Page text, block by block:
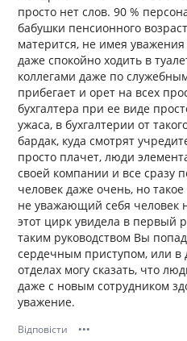
просто нет слов. 90 %
бабушки пенсионного
матерится, не имея
даже спокойно ходить в
коллегами даже по
прибегает и орет на всех
бухгалтера при ее виде
ужаса, в бухгалтерии от
бардак, куда смотрят
просто плачет, люди
своей компании и все сразу
человек даже очень, но
не уважающий себя человек
этот цирк увидела в первый
таким руководством Вы
сердечным приступом, или в
отделах могу сказать, что
даже с новым сотрудником
уважение.
Відповісти •••